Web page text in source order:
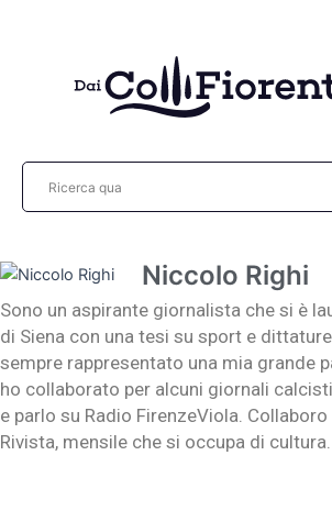
Niccolo Righi
Sono un aspirante giornalista che si è
di Siena con una tesi su sport e
sempre rappresentato una mia grande
ho collaborato per alcuni giornali
e parlo su Radio FirenzeViola. Collaboro
Rivista, mensile che si occupa di cultura.